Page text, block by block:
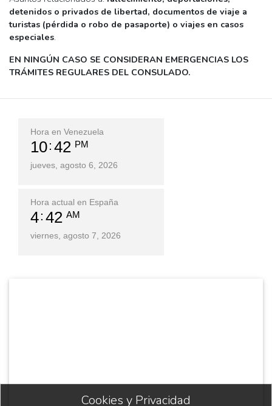
Cookies y Privacidad
detenidos o privados de libertad, documentos de viaje a
turistas (pérdida o robo de pasaporte) o viajes en casos
especiales.
EN NINGÚN CASO SE CONSIDERAN EMERGENCIAS LOS
TRÁMITES REGULARES DEL CONSULADO.
Hora en Venezuela
10 42 PM
jueves, agosto 6, 2026
Hora actual en España
4 42 AM
viernes, agosto 7, 2026